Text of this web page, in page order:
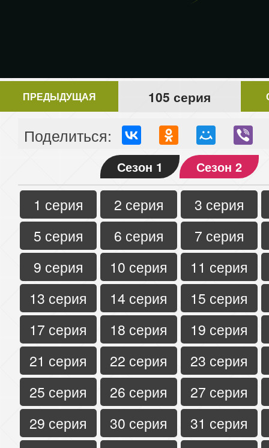
ПРЕДЫДУЩАЯ 105 серия
Поделиться:
Сезон 1 Сезон 2
1 серия 2 серия
3 серия
5 серия
6 серия
7 серия
9 серия
10 серия
11 серия
13 серия
14 серия
15 серия
17 серия
18 серия
19 серия
21 серия
22 серия
23 серия
25 серия
26 серия
27 серия
29 серия
30 серия
31 серия